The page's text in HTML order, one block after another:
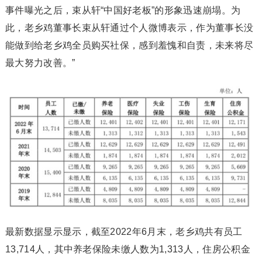
事件曝光之后，束从轩“中国好老板”的形象迅速崩塌。为
此，老乡鸡董事长束从轩通过个人微博表示，作为董事长没
能做到给老乡鸡全员购买社保，感到羞愧和自责，未来将尽
最大努力改善。”
最新数据显示显示，截至2022年6月末，老乡鸡共有员工
13,714人，其中养老保险未缴人数为1,313人，住房公积金